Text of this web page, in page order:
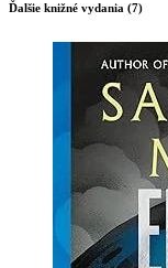
Ďalšie knižné vydania (7)